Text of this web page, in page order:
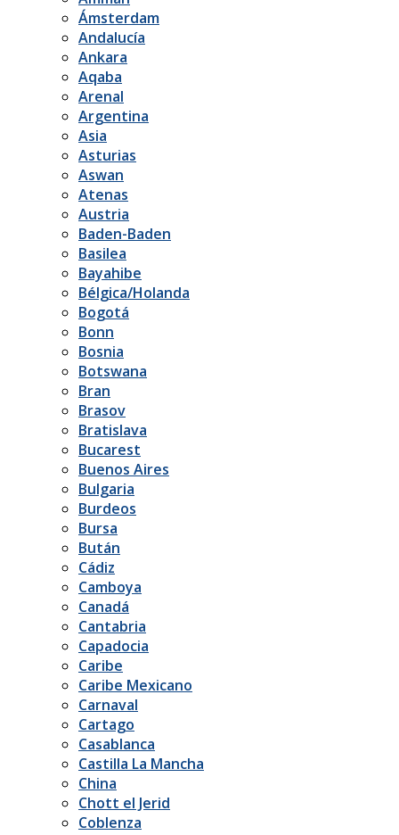
Ámsterdam
Andalucía
Ankara
Aqaba
Arenal
Argentina
Asia
Asturias
Aswan
Atenas
Austria
Baden-Baden
Basilea
Bayahibe
Bélgica/Holanda
Bogotá
Bonn
Bosnia
Botswana
Bran
Brasov
Bratislava
Bucarest
Buenos Aires
Bulgaria
Burdeos
Bursa
Bután
Cádiz
Camboya
Canadá
Cantabria
Capadocia
Caribe
Caribe Mexicano
Carnaval
Cartago
Casablanca
Castilla La Mancha
China
Chott el Jerid
Coblenza